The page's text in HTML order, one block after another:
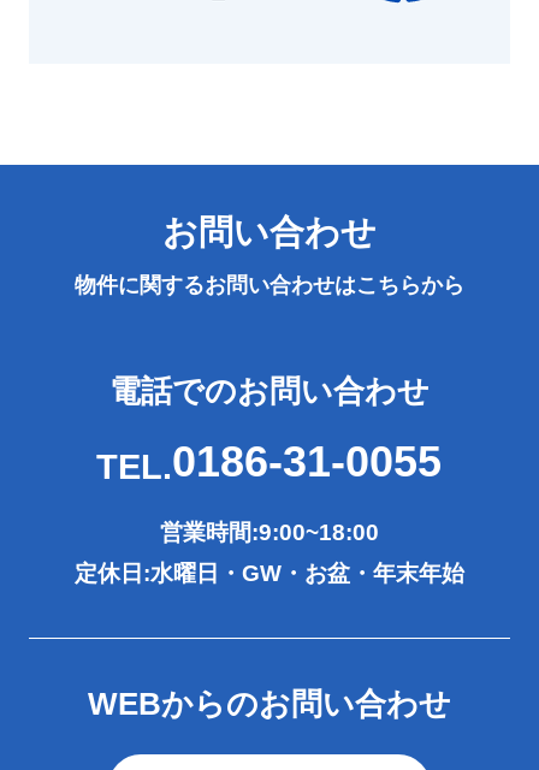
お問い合わせ
物件に関するお問い合わせはこちらから
電話でのお問い合わせ
TEL.0186-31-0055
営業時間:9:00~18:00
定休日:水曜日・GW・お盆・年末年始
WEBからのお問い合わせ